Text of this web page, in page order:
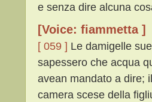
e senza dire alcuna
[Voice: fiammetta ]
[ 059 ] Le damigelle
sapessero che acqua
avean mandato a dire;
camera scese della